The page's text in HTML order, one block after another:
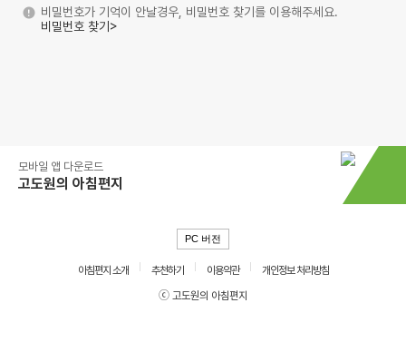
비밀번호가 기억이 안날경우, 비밀번호 찾기를 이용해주세요.
비밀번호 찾기>
모바일 앱 다운로드
고도원의 아침편지
PC 버전
아침편지 소개 추천하기 이용약관
개인정보 처리방침
ⓒ 고도원의 아침편지